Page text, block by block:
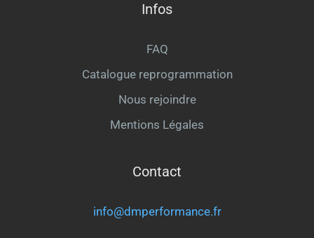
Infos
FAQ
Catalogue reprogrammation
Nous rejoindre
Mentions Légales
Contact
info@dmperformance.fr